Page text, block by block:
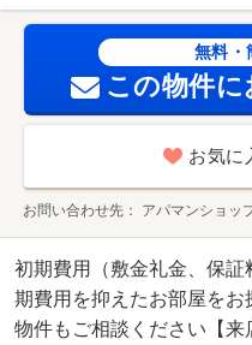
無料・
この物件
お気に
お問い合わせ先 アパマンショッ
初期費用（敷金礼金、保
期費用を抑えたお部屋を
物件もご相談ください【